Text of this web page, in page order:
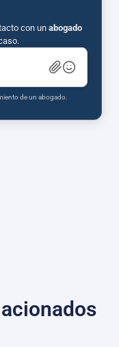
con un abogado
de un abogado.